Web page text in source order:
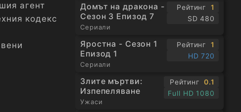
Домът на дракона -
Сезон 3 Епизод 7
Сериали
Рейтинг
1
SD 480
Яростна - Сезон 1
Епизод 1
Сериали
Рейтинг
1
HD 720
Злите мъртви:
Изпепеляване
Ужаси
Рейтинг
0.1
Full HD 1080
агент
кодекс